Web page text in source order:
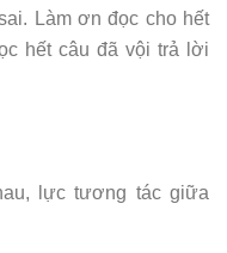
Làm ơn đọc cho hết
hết câu đã vội trả lời
lực tương tác giữa